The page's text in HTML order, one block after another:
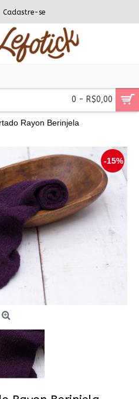
Cadastre-se
0 - R$0,00
Rayon Berinjela
-15%